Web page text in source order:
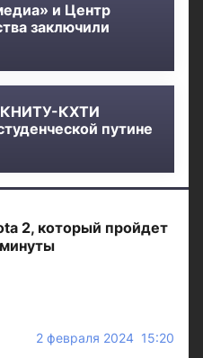
и Центр
заключили
КНИТУ-КХТИ
путине
2, который пройдет
2 февраля 2024 15:20